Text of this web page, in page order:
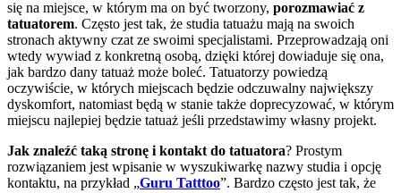
się na miejsce, w którym ma on być tworzony, porozmawiać z
tatuatorem. Często jest tak, że studia tatuażu mają na swoich
stronach aktywny czat ze swoimi specjalistami. Przeprowadzają oni
wtedy wywiad z konkretną osobą, dzięki której dowiaduje się ona,
jak bardzo dany tatuaż może boleć. Tatuatorzy powiedzą
oczywiście, w których miejscach będzie odczuwalny największy
dyskomfort, natomiast będą w stanie także doprecyzować, w którym
miejscu najlepiej będzie tatuaż jeśli przedstawimy własny projekt.
Jak znaleźć taką stronę i kontakt do tatuatora? Prostym
rozwiązaniem jest wpisanie w wyszukiwarkę nazwy studia i opcję
kontaktu, na przykład „Guru Tatttoo”. Bardzo często jest tak, że